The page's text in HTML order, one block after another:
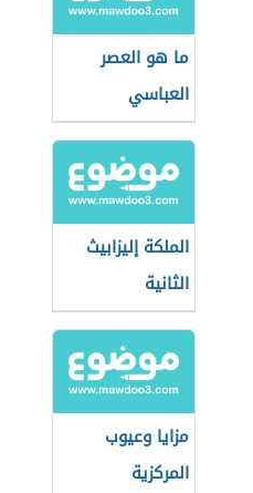
ما هو العصر
العباسي
الملكة إليزابيث
الثانية
مزايا وعيوب
المركزية